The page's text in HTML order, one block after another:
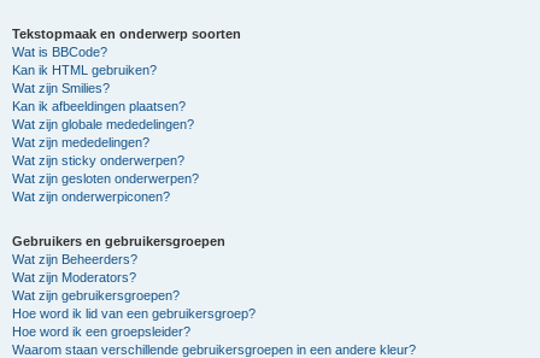
Tekstopmaak en onderwerp soorten
Wat is BBCode?
Kan ik HTML gebruiken?
Wat zijn Smilies?
Kan ik afbeeldingen plaatsen?
Wat zijn globale mededelingen?
Wat zijn mededelingen?
Wat zijn sticky onderwerpen?
Wat zijn gesloten onderwerpen?
Wat zijn onderwerpiconen?
Gebruikers en gebruikersgroepen
Wat zijn Beheerders?
Wat zijn Moderators?
Wat zijn gebruikersgroepen?
Hoe word ik lid van een gebruikersgroep?
Hoe word ik een groepsleider?
Waarom staan verschillende gebruikersgroepen in een andere kleur?